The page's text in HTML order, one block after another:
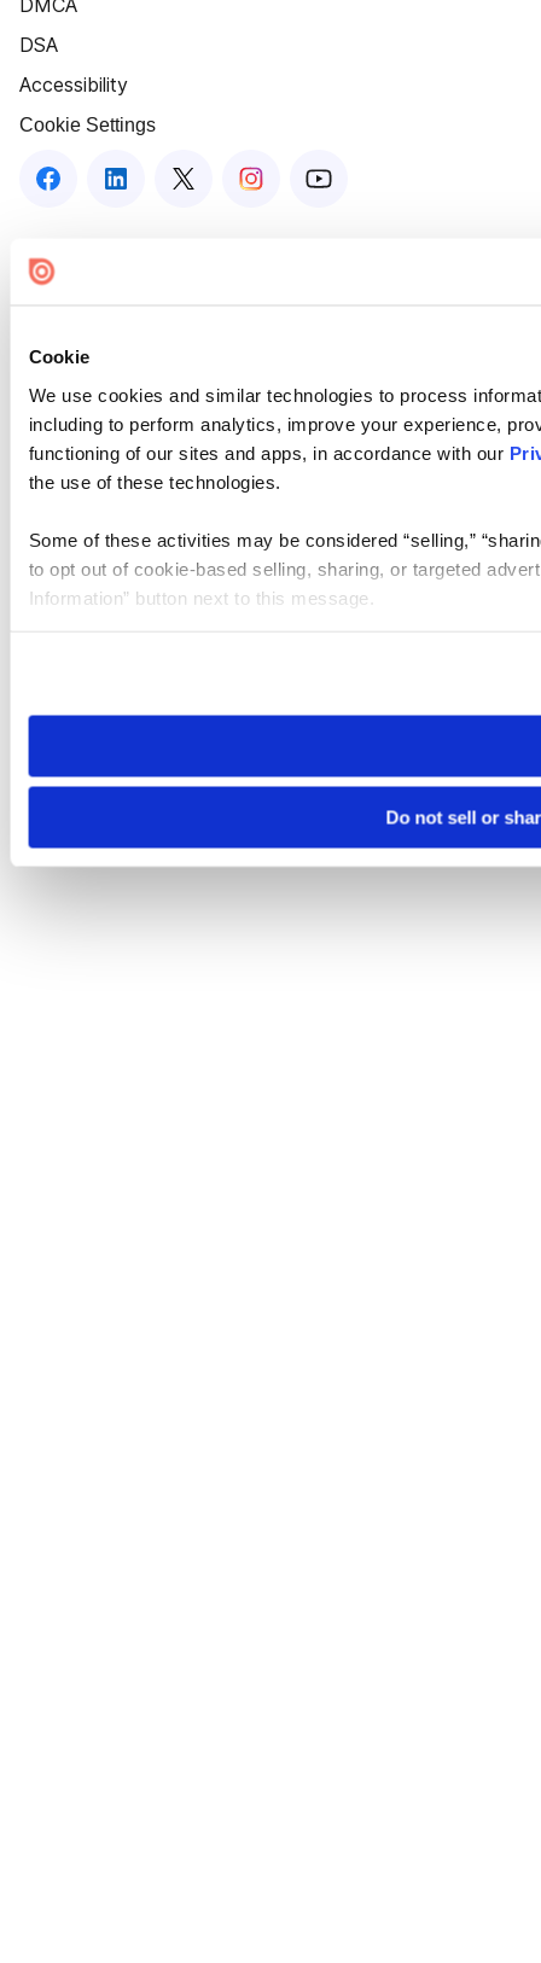
Cookie
We use cookies and similar technologies to process
including to perform analytics, improve your experience,
functioning of our sites and apps, in accordance with our
the use of these technologies.
Some of these activities may be considered “selling,”
to opt out of cookie-based selling, sharing, or targeted
Information” button next to this message.
need to be set again.
Do not sell or
DMCA
DSA
Accessibility
Cookie Settings